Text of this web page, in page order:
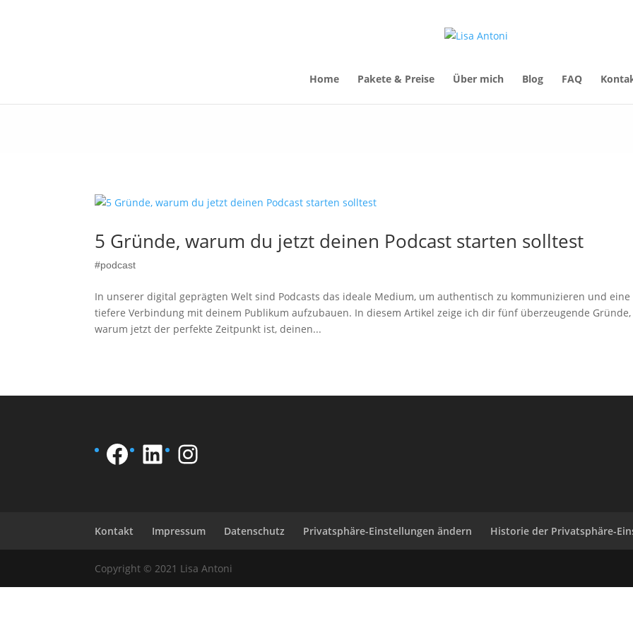
Home Pakete & Preise Über mich Blog FAQ
5 Gründe, warum du jetzt deinen Podcast starten solltest
#podcast
In unserer digital geprägten Welt sind Podcasts das ideale Medium, um authentisch zu kommunizieren und eine
tiefere Verbindung mit deinem Publikum aufzubauen. In diesem Artikel zeige ich dir fünf überzeugende Gründe,
warum jetzt der perfekte Zeitpunkt ist, deinen...
Facebook LinkedIn Instagram
Kontakt Impressum Datenschutz Privatsphäre-Einstellungen ändern Historie der Privatsphäre-
Copyright © 2021 Lisa Antoni